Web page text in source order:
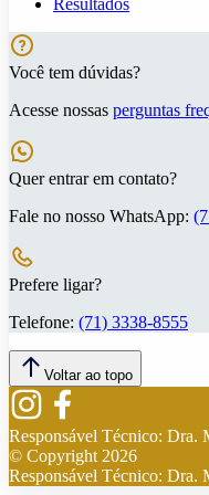
Você tem dúvidas?
Acesse nossas perguntas
Quer entrar em contato?
Fale no nosso WhatsApp:
Prefere ligar?
Telefone: (71) 3338-8555
Voltar ao topo
Responsável Técnico: Dra.
© Copyright 2026
Responsável Técnico: Dra.